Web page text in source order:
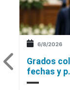
6/8/2026
Grados
fechas y